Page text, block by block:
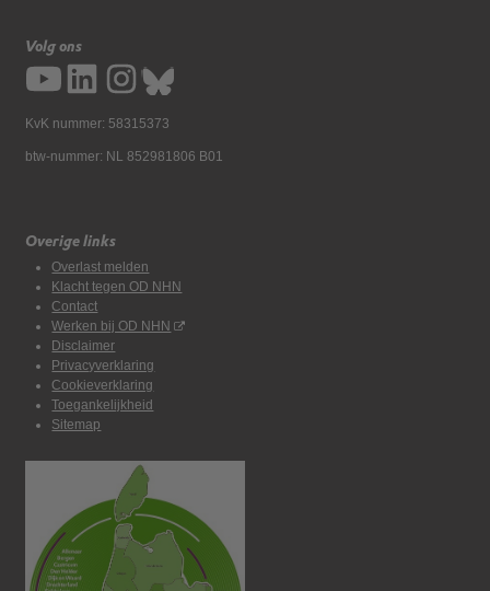
Volg ons
KvK nummer: 58315373
btw-nummer: NL 852981806 B01
Overige links
Overlast melden
Klacht tegen OD NHN
Contact
Werken bij OD NHN
Disclaimer
Privacyverklaring
Cookieverklaring
Toegankelijkheid
Sitemap